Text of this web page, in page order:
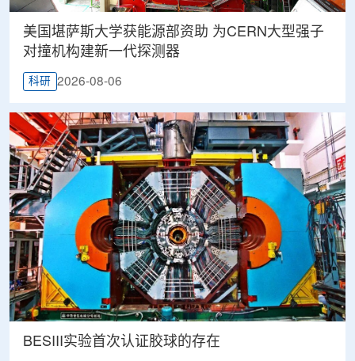
美国堪萨斯大学获能源部资助 为CERN大型强子
对撞机构建新一代探测器
科研 2026-08-06
BESIII实验首次认证胶球的存在